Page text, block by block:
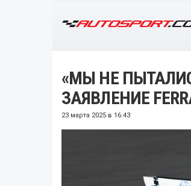
«МЫ НЕ
ЗАЯВЛЕНИЕ
23 марта 2025 в 16:43